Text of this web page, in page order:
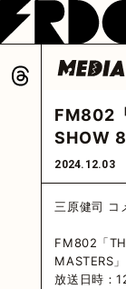
FM802
SHOW
2024.12.03
三原健司 コ
FM802「
MASTERS」
放送日時：